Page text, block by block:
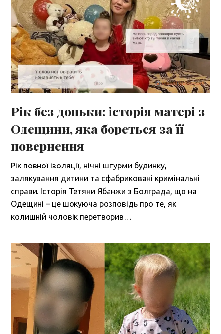
Рік без доньки: історія матері з
Одещини, яка бореться за її
повернення
Рік повної ізоляції, нічні штурми будинку,
залякування дитини та сфабриковані кримінальні
справи. Історія Тетяни Ябанжи з Болграда, що на
Одещині – це шокуюча розповідь про те, як
колишній чоловік перетворив…